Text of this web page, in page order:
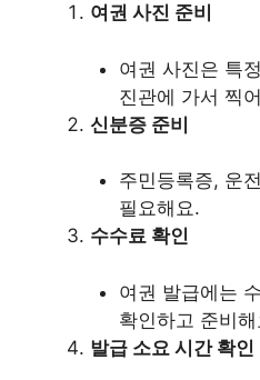
여권 사진 준비
여권 사진은 특
진관에 가서 찍
신분증 준비
주민등록증, 운
필요해요.
수수료 확인
여권 발급에는
확인하고 준비
발급 소요 시간 확인